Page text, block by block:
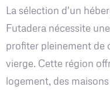
La sélection d'un
Futadera nécessite
profiter pleinement de
vierge. Cette région
logement, des